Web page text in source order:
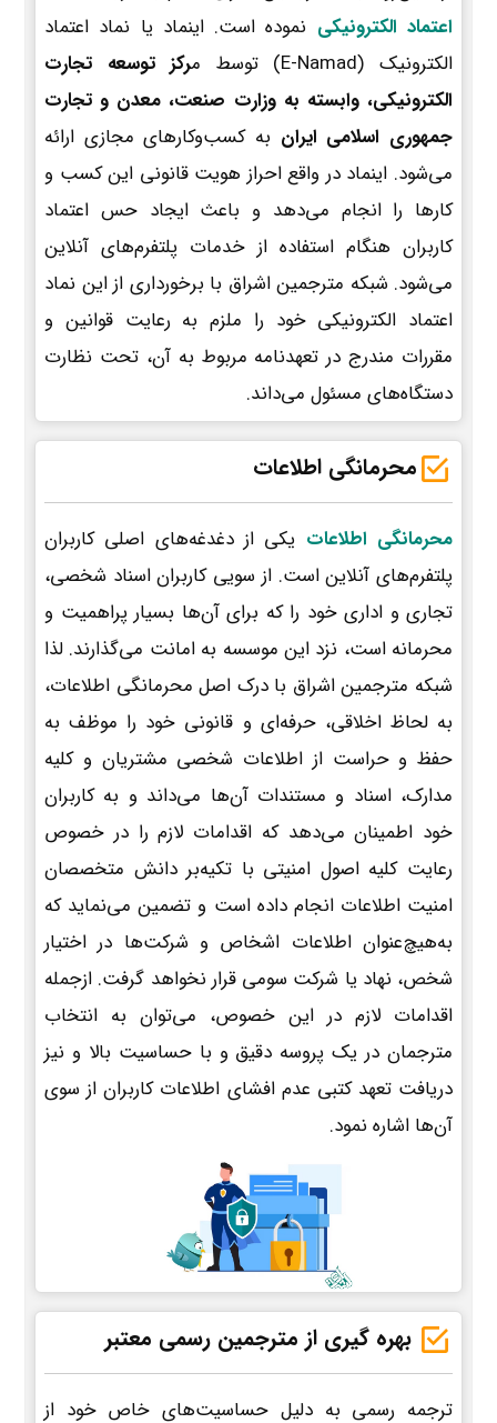
اعتماد الکترونیکی نموده است. اینماد یا نماد اعتماد
الکترونیک (E-Namad) توسط م
رکز توسعه تجارت
الکترونیکی، وابسته به وزارت صنعت، معدن و تجارت
جمهوری اسلامی ایران به کسب‌وکارهای مجازی ارائه
می‌شود. اینماد در واقع احراز هویت قانونی این کسب و
کارها را انجام می‌دهد و باعث ایجاد حس اعتماد
کاربران هنگام استفاده از خدمات پلتفرم‌های آنلاین
می‌شود. شبکه مترجمین اشراق با برخورداری از این نماد
اعتماد الکترونیکی خود را ملزم به رعایت قوانین و
مقررات مندرج در تعهدنامه مربوط به آن، تحت نظارت
دستگاه‌های مسئول می‌داند.
محرمانگی اطلاعات
محرمانگی اطلاعات یکی از دغدغه‌های اصلی کاربران
پلتفرم‌های آنلاین است. از سویی کاربران اسناد شخصی،
تجاری و اداری خود را که برای آن‌ها بسیار پراهمیت و
محرمانه است، نزد این موسسه به امانت می‌گذارند. لذا
شبکه مترجمین اشراق با درک اصل محرمانگی اطلاعات،
به لحاظ اخلاقی، حرفه‌ای و قانونی خود را موظف به
حفظ و حراست از اطلاعات شخصی مشتریان و کلیه
مدارک، اسناد و مستندات آن‌ها می‌داند و به کاربران
خود اطمینان می‌دهد که اقدامات لازم را در خصوص
رعایت کلیه اصول امنیتی با تکیه‌بر دانش متخصصان
امنیت اطلاعات انجام داده است و تضمین می‌نماید که
به‌هیچ‌عنوان اطلاعات اشخاص و شرکت‌ها در اختیار
شخص، نهاد یا شرکت سومی قرار نخواهد گرفت. ازجمله
اقدامات لازم در این خصوص، می‌توان به انتخاب
مترجمان در یک پروسه دقیق و با حساسیت بالا و نیز
دریافت تعهد کتبی عدم افشای اطلاعات کاربران از سوی
آن‌ها اشاره نمود.
بهره گیری از مترجمین رسمی معتبر
ترجمه رسمی به دلیل حساسیت‌های خاص خود از